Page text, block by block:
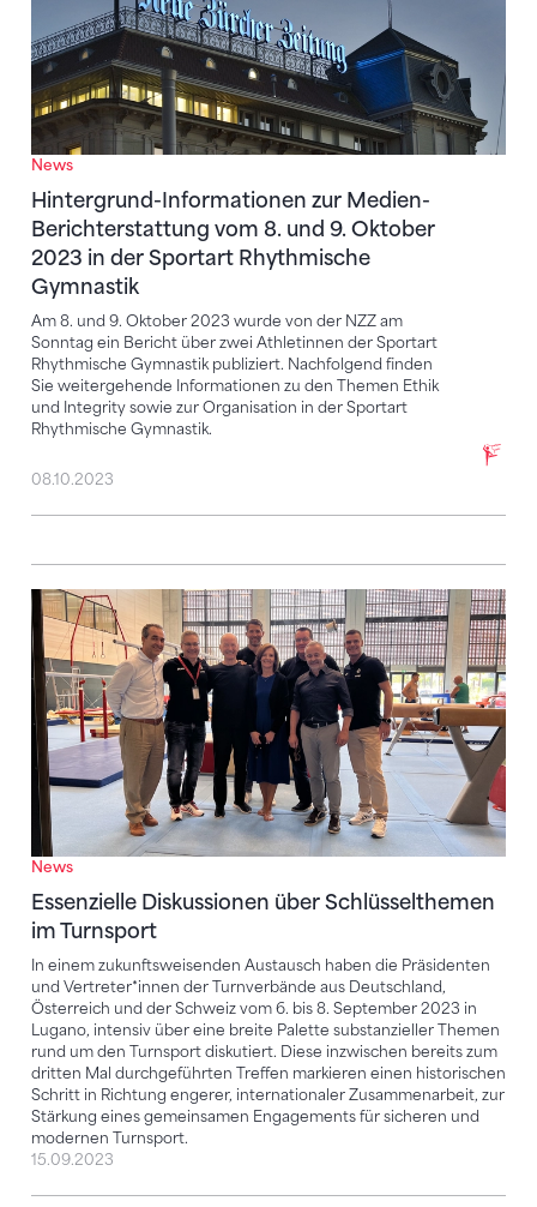
News
Hintergrund-Informationen zur Medien-
Berichterstattung vom 8. und 9. Oktober
2023 in der Sportart Rhythmische
Gymnastik
Am 8. und 9. Oktober 2023 wurde von der NZZ am
Sonntag ein Bericht über zwei Athletinnen der Sportart
Rhythmische Gymnastik publiziert. Nachfolgend finden
Sie weitergehende Informationen zu den Themen Ethik
und Integrity sowie zur Organisation in der Sportart
Rhythmische Gymnastik.
08.10.2023
News
Essenzielle Diskussionen über Schlüsselthemen
im Turnsport
In einem zukunftsweisenden Austausch haben die Präsidenten
und Vertreter*innen der Turnverbände aus Deutschland,
Österreich und der Schweiz vom 6. bis 8. September 2023 in
Lugano, intensiv über eine breite Palette substanzieller Themen
rund um den Turnsport diskutiert. Diese inzwischen bereits zum
dritten Mal durchgeführten Treffen markieren einen historischen
Schritt in Richtung engerer, internationaler Zusammenarbeit, zur
Stärkung eines gemeinsamen Engagements für sicheren und
modernen Turnsport.
Essenzielle Diskussionen über Schlüsselthemen im
15.09.2023